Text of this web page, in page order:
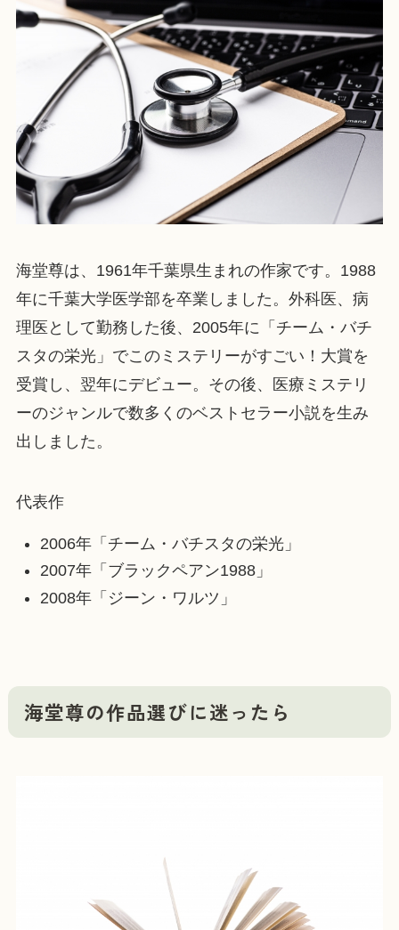
海堂尊は、1961年千葉県生まれの作家です。1988
年に千葉大学医学部を卒業しました。外科医、病
理医として勤務した後、2005年に「チーム・バチ
スタの栄光」でこのミステリーがすごい！大賞を
受賞し、翌年にデビュー。その後、医療ミステリ
ーのジャンルで数多くのベストセラー小説を生み
出しました。
代表作
2006年「チーム・バチスタの栄光」
2007年「ブラックペアン1988」
2008年「ジーン・ワルツ」
海堂尊の作品選びに迷ったら